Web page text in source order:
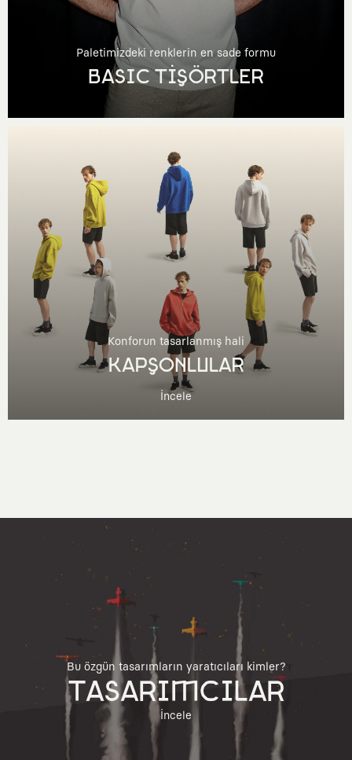
Paletimizdeki renklerin en sade formu
BASIC TİŞÖRTLER
Konforun tasarlanmış hali
KAPŞONLULAR
İncele
Bu özgün tasarımların yaratıcıları kimler?
TASARIMCILAR
İncele